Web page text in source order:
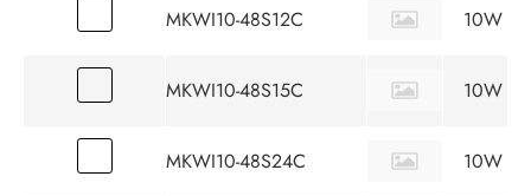
MKWI10-48S12C 10W
MKWI10-48S15C 10W
MKWI10-48S24C 10W